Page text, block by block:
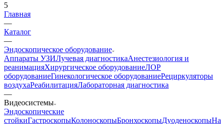
5
Главная
—
Каталог
—
Эндоскопическое оборудование
Аппараты УЗИЛучевая диагностикаАнестезиология и
реанимацияХирургическое оборудованиеЛОР
оборудованиеГинекологическое оборудованиеРециркуляторы
воздухаРеабилитацияЛабораторная диагностика
—
Видеосистемы
Эндоскопические
стойкиГастроскопыКолоноскопыБронхоскопыДуоденоскопы